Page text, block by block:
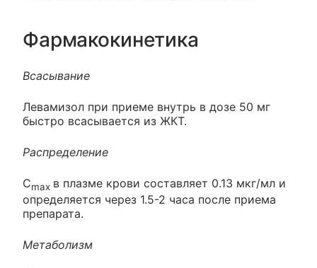
Фармакокинетика
Всасывание
Левамизол при приеме внутрь в дозе 50 мг
быстро всасывается из ЖКТ.
Распределение
Cmax в плазме крови составляет 0.13 мкг/мл и
определяется через 1.5-2 часа после приема
препарата.
Метаболизм